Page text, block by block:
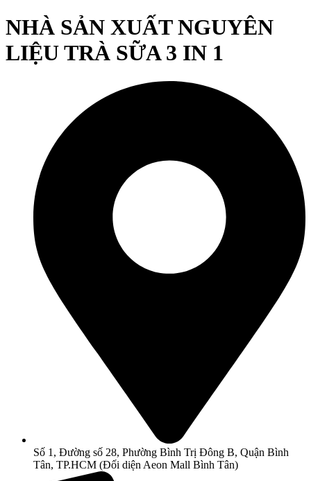
NHÀ SẢN XUẤT NGUYÊN
LIỆU TRÀ SỮA 3 IN 1
Số 1, Đường số 28, Phường Bình Trị Đông B, Quận Bình
Tân, TP.HCM (Đối diện Aeon Mall Bình Tân)